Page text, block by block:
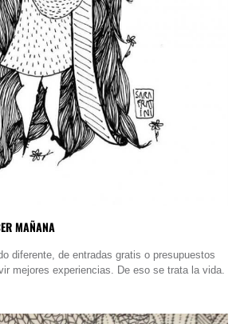
MAÑANA
diferente, de entradas gratis o presupuestos
mejores experiencias. De eso se trata la vida.